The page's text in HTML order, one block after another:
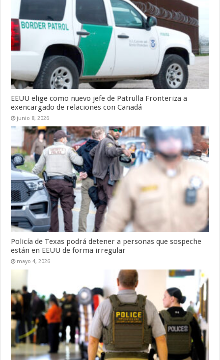
EEUU elige como nuevo jefe de Patrulla Fronteriza a
exencargado de relaciones con Canadá
junio 8, 2026
Policía de Texas podrá detener a personas que sospeche
están en EEUU de forma irregular
mayo 4, 2026